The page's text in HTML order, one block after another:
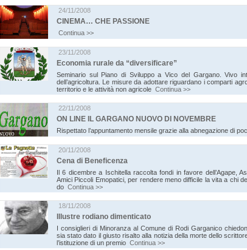
24/11/2008
CINEMA… CHE PASSIONE
Continua >>
23/11/2008
Economia rurale da “diversificare”
Seminario sul Piano di Sviluppo a Vico del Gargano. Vivo
dell’agricoltura. Le misure da adottare riguardano i comparti
territorio e le attività non agricole Continua >>
22/11/2008
ON LINE IL GARGANO NUOVO DI NOVEMBRE
Rispettato l’appuntamento mensile grazie alla abnegazione di
20/11/2008
Cena di Beneficenza
Il 6 dicembre a Ischitella raccolta fondi in favore dell’Agape,
Amici Piccoli Emopatici, per rendere meno difficile la vita a chi
do Continua >>
18/11/2008
Illustre rodiano dimenticato
I consiglieri di Minoranza al Comune di Rodi Garganico
sia stato dato il giusto risalto alla notizia della morte dello
l’istituzione di un premio Continua >>